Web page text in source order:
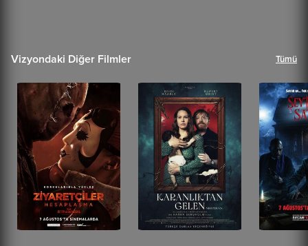
Vizyondaki Diğer Filmler Tümü